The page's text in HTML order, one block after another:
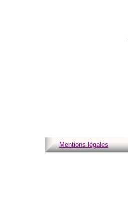
Mentions légales